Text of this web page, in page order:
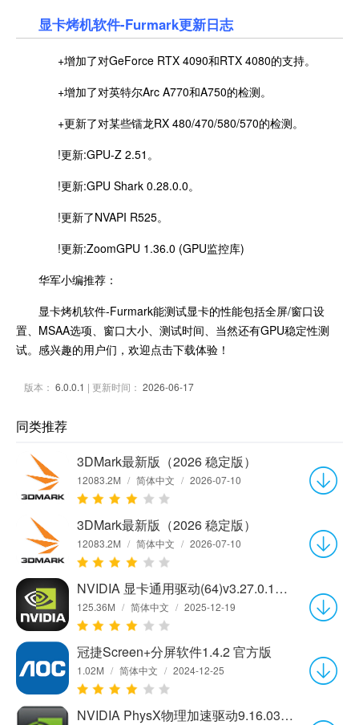
显卡烤机软件-Furmark更新日志
+增加了对GeForce RTX 4090和RTX 4080的支持。
+增加了对英特尔Arc A770和A750的检测。
+更新了对某些镭龙RX 480/470/580/570的检测。
!更新:GPU-Z 2.51。
!更新:GPU Shark 0.28.0.0。
!更新了NVAPI R525。
!更新:ZoomGPU 1.36.0 (GPU监控库)
华军小编推荐：
显卡烤机软件-Furmark能测试显卡的性能包括全屏/窗口设
置、MSAA选项、窗口大小、测试时间、当然还有GPU稳定性测
试。感兴趣的用户们，欢迎点击下载体验！
版本： 6.0.0.1 | 更新时间： 2026-06-17
同类推荐
3DMark最新版（2026 稳定版）
12083.2M / 简体中文 / 2026-07-10
3DMark最新版（2026 稳定版）
12083.2M / 简体中文 / 2026-07-10
NVIDIA 显卡通用驱动(64)v3.27.0.112最新版
125.36M / 简体中文 / 2025-12-19
冠捷Screen+分屏软件1.4.2 官方版
1.02M / 简体中文 / 2024-12-25
NVIDIA PhysX物理加速驱动9.16.0318 免费版